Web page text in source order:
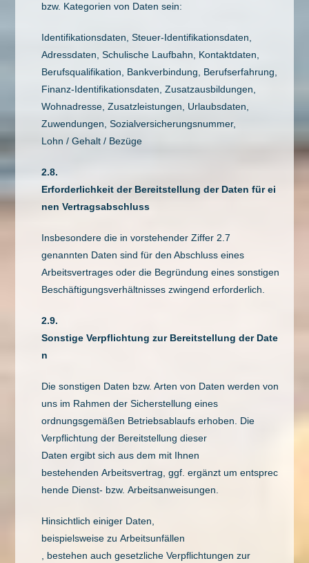
bzw. Kategorien von Daten sein:
Identifikationsdaten, Steuer-Identifikationsdaten,
Adressdaten, Schulische Laufbahn, Kontaktdaten,
Berufsqualifikation, Bankverbindung, Berufserfahrung,
Finanz-Identifikationsdaten, Zusatzausbildungen,
Wohnadresse, Zusatzleistungen, Urlaubsdaten,
Zuwendungen, Sozialversicherungsnummer,
Lohn / Gehalt / Bezüge
2.8.
Erforderlichkeit der Bereitstellung der Daten für ei
nen Vertragsabschluss
Insbesondere die in vorstehender Ziffer 2.7
genannten Daten sind für den Abschluss eines
Arbeitsvertrages oder die Begründung eines sonstigen
Beschäftigungsverhältnisses zwingend erforderlich.
2.9.
Sonstige Verpflichtung zur Bereitstellung der Date
n
Die sonstigen Daten bzw. Arten von Daten werden von
uns im Rahmen der Sicherstellung eines
ordnungsgemäßen Betriebsablaufs erhoben. Die
Verpflichtung der Bereitstellung dieser
Daten ergibt sich aus dem mit Ihnen
bestehenden Arbeitsvertrag, ggf. ergänzt um entsprec
hende Dienst- bzw. Arbeitsanweisungen.
Hinsichtlich einiger Daten,
beispielsweise zu Arbeitsunfällen
, bestehen auch gesetzliche Verpflichtungen zur